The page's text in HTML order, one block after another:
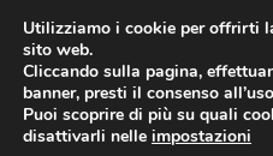
contenuto
Utilizziamo i cookie per offrirti
sito web.
Cliccando sulla pagina,
banner, presti il consenso
Puoi scoprire di più su quali
disattivarli nelle impostazioni